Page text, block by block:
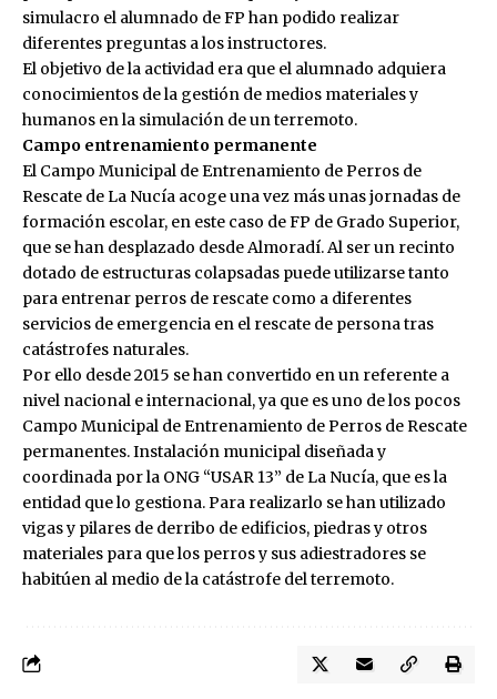
simulacro el alumnado de FP han podido realizar
diferentes preguntas a los instructores.
El objetivo de la actividad era que el alumnado adquiera
conocimientos de la gestión de medios materiales y
humanos en la simulación de un terremoto.
Campo entrenamiento permanente
El Campo Municipal de Entrenamiento de Perros de
Rescate de La Nucía acoge una vez más unas jornadas de
formación escolar, en este caso de FP de Grado Superior,
que se han desplazado desde Almoradí. Al ser un recinto
dotado de estructuras colapsadas puede utilizarse tanto
para entrenar perros de rescate como a diferentes
servicios de emergencia en el rescate de persona tras
catástrofes naturales.
Por ello desde 2015 se han convertido en un referente a
nivel nacional e internacional, ya que es uno de los pocos
Campo Municipal de Entrenamiento de Perros de Rescate
permanentes. Instalación municipal diseñada y
coordinada por la ONG “USAR 13” de La Nucía, que es la
entidad que lo gestiona. Para realizarlo se han utilizado
vigas y pilares de derribo de edificios, piedras y otros
materiales para que los perros y sus adiestradores se
habitúen al medio de la catástrofe del terremoto.